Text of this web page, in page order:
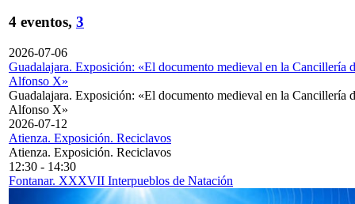
4 eventos, 3
2026-07-06
Guadalajara. Exposición: «El documento medieval en la Cancillería
Alfonso X»
Guadalajara. Exposición: «El documento medieval en la Cancillería
Alfonso X»
2026-07-12
Atienza. Exposición. Reciclavos
Atienza. Exposición. Reciclavos
12:30 - 14:30
Fontanar. XXXVII Interpueblos de Natación